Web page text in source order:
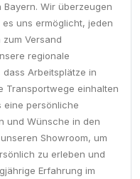
Wir überzeugen
uns ermöglicht, jeden
Versand
regionale
Arbeitsplätze in
Transportwege einhalten
eine persönliche
und Wünsche in den
Showroom, um
zu erleben und
Erfahrung im